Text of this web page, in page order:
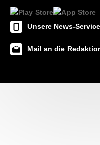
Unsere News-
Mail an die